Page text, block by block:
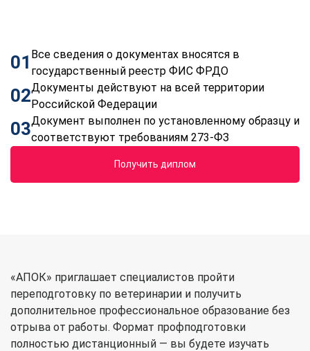
01 Все сведения о документах вносятся в
государственный реестр ФИС ФРДО
02Документы действуют на всей территории
Российской Федерации
03Документ выполнен по установленному образцу и
соответствуют требованиям 273-ФЗ
Получить диплом
«АПОК» приглашает специалистов пройти
переподготовку по ветеринарии и получить
дополнительное профессиональное образование без
отрыва от работы. Формат профподготовки
полностью дистанционный — вы будете изучать